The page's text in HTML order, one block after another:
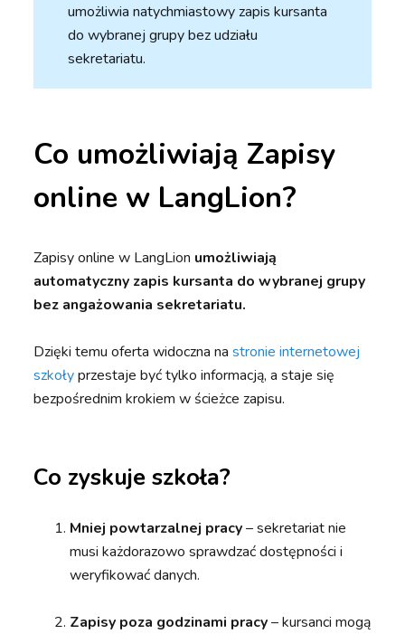
umożliwia natychmiastowy zapis kursanta
do wybranej grupy bez udziału
sekretariatu.
Co umożliwiają Zapisy
online w LangLion?
Zapisy online w LangLion umożliwiają
automatyczny zapis kursanta do wybranej grupy
bez angażowania sekretariatu.
Dzięki temu oferta widoczna nastronie internetowej
szkołyprzestaje być tylko informacją, a staje się
bezpośrednim krokiem w ścieżce zapisu.
Co zyskuje szkoła?
Mniej powtarzalnej pracy– sekretariat nie
musi każdorazowo sprawdzać dostępności i
weryfikować danych.
Zapisy poza godzinami pracy– kursanci mogą